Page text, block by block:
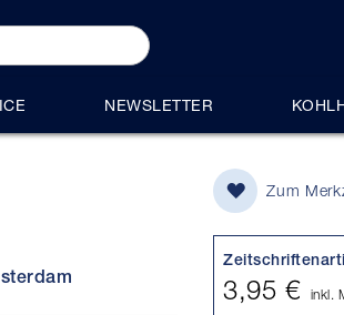
NEWSLETTER
Zum
3,95 € inkl.